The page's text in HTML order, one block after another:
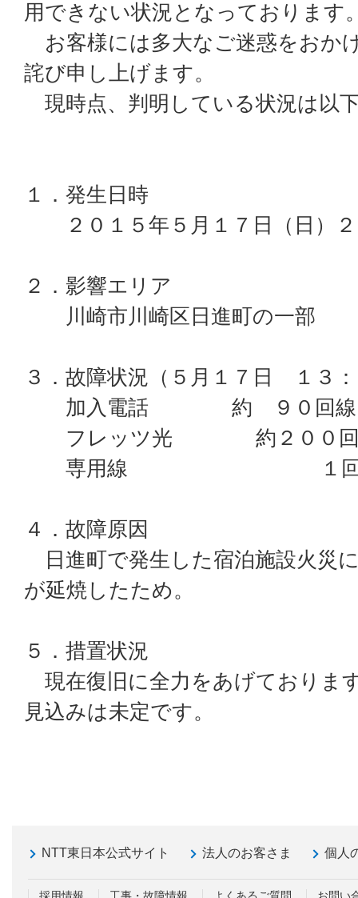
用できない状況となっております
お客様には多大なご迷惑をおか
詫び申し上げます。
現時点、判明している状況は以
１．発生日時
２０１５年５月１７日（日）２
２．影響エリア
川崎市川崎区日進町の一部
３．故障状況（５月１７日 １３
加入電話 約 ９０回線
フレッツ光 約２００回
専用線 １回
４．故障原因
日進町で発生した宿泊施設火災
が延焼したため。
５．措置状況
現在復旧に全力をあげておりま
見込みは未定です。
NTT東日本公式サイト 法人のお客さま 個人